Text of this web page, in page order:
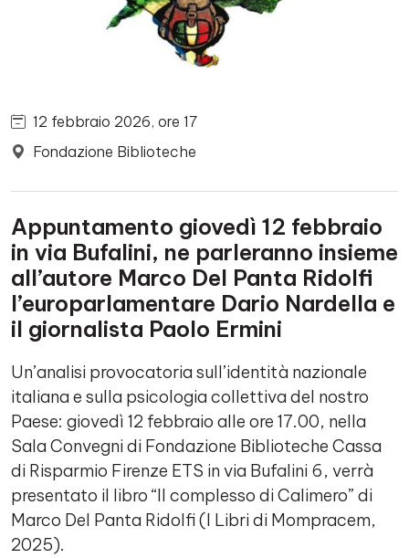
12 febbraio 2026, ore 17
Fondazione Biblioteche
Appuntamento giovedì 12 febbraio
in via Bufalini, ne parleranno insieme
all’autore Marco Del Panta Ridolfi
l’europarlamentare Dario Nardella e
il giornalista Paolo Ermini
Un’analisi provocatoria sull’identità nazionale
italiana e sulla psicologia collettiva del nostro
Paese: giovedì 12 febbraio alle ore 17.00, nella
Sala Convegni di Fondazione Biblioteche Cassa
di Risparmio Firenze ETS in via Bufalini 6, verrà
presentato il libro “Il complesso di Calimero” di
Marco Del Panta Ridolfi (I Libri di Mompracem,
2025).